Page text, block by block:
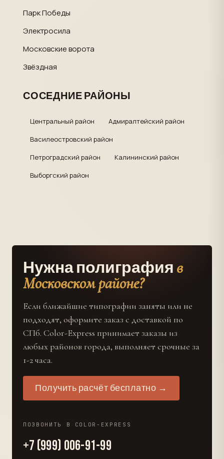
Парк Победы
Электросила
Московские ворота
Звёздная
СОСЕДНИЕ РАЙОНЫ
Центральный район
Адмиралтейский район
Василеостровский район
Петроградский район
Калининский район
Выборгский район
Нужна полиграфия в
Московском районе?
Если ближайшие типографии заняты или не
подходят, оформите заказ с доставкой по
СПб. Color-Express принимает заказы из
любых районов города, выполняет срочные за
1-2 часа.
Получить расчёт бесплатно →
ПОЗВОНИТЬ В COLOR-EXPRESS
+7 (999) 006-91-99